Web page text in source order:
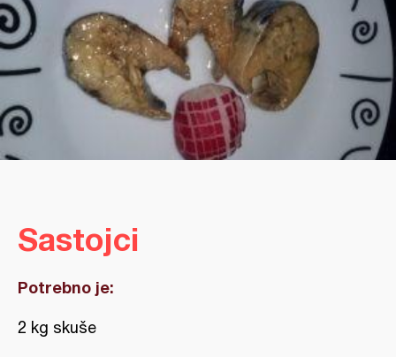
Sastojci
Potrebno je:
2 kg skuše